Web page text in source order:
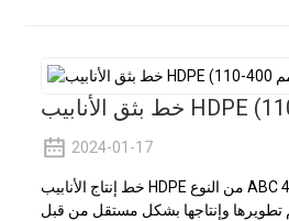
2024-01-17
خط إنتاج الأنابيب HDPE من النوع ABC 400 مم معدات إنتاج
تطويرها وإنتاجها بشكل مستقل من قبل